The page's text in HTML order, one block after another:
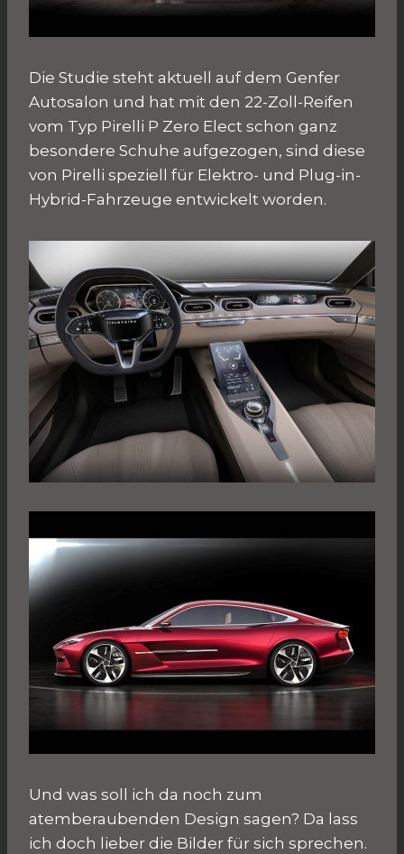
Die Studie steht aktuell auf dem Genfer
Autosalon und hat mit den 22-Zoll-Reifen
vom Typ Pirelli P Zero Elect schon ganz
besondere Schuhe aufgezogen, sind diese
von Pirelli speziell für Elektro- und Plug-in-
Hybrid-Fahrzeuge entwickelt worden.
Und was soll ich da noch zum
atemberaubenden Design sagen? Da lass
ich doch lieber die Bilder für sich sprechen.